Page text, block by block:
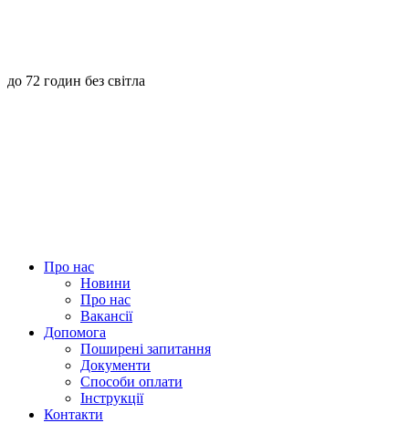
до 72 годин без світла
Про нас
Новини
Про нас
Вакансії
Допомога
Поширені запитання
Документи
Способи оплати
Інструкції
Контакти